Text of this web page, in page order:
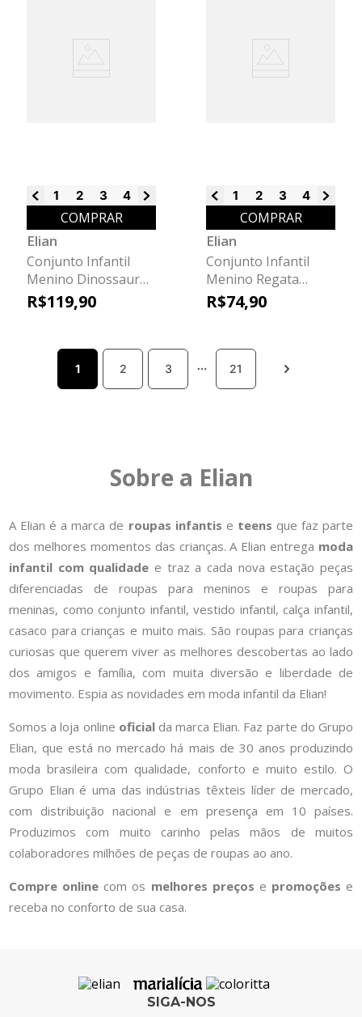
1 2 3 4 6
COMPRAR
Elian
Conjunto Infantil
Menino Dinossauro
Relevo Elian Amarelo
R$119,90
1 2 3 4 6
COMPRAR
Elian
Conjunto Infantil
Menino Regata
Sport Elian Bege
R$74,90
1 2 3 21
Sobre a Elian
A Elian é a marca de roupas infantis e teens que faz parte
dos melhores momentos das crianças. A Elian entrega moda
infantil com qualidade e traz a cada nova estação peças
diferenciadas de roupas para meninos e roupas para
meninas, como conjunto infantil, vestido infantil, calça infantil,
casaco para crianças e muito mais. São roupas para crianças
curiosas que querem viver as melhores descobertas ao lado
dos amigos e família, com muita diversão e liberdade de
movimento. Espia as novidades em moda infantil da Elian!
Somos a loja online oficialda marca Elian. Faz parte do Grupo
Elian, que está no mercado há mais de 30 anos produzindo
moda brasileira com qualidade, conforto e muito estilo. O
Grupo Elian é uma das indústrias têxteis líder de mercado,
com distribuição nacional e em presença em 10 países.
Produzimos com muito carinho pelas mãos de muitos
colaboradores milhões de peças de roupas ao ano.
Compre online com os melhores preços e promoções e
receba no conforto de sua casa.
SIGA-NOS